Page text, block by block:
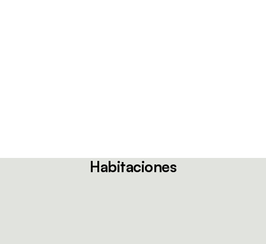
Habitaciones